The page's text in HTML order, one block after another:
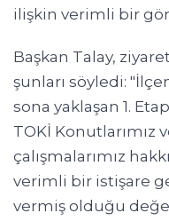
ilişkin verimli bir
Başkan Talay,
şunları söyledi:
sona yaklaşan 1.
TOKİ Konutlarımız
çalışmalarımız
verimli bir istişare
vermiş olduğu